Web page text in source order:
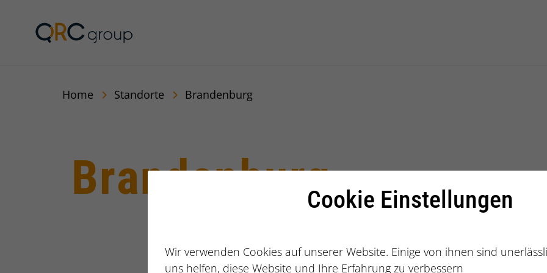
Home Standorte Brandenburg
BrandenburgCookie Einstellungen
Wir verwenden Cookies auf unserer Website. Einige von ihnen sind
uns helfen, diese Website und Ihre Erfahrung zu verbessern